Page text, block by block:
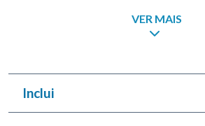
VER MAIS
Inclui